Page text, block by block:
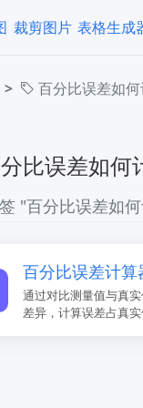
裁剪图片 表格生成
百分比误差如
比误差如何
"百分比误差如
百分比误差计算
通过对比测量值与真
差异，计算误差占真